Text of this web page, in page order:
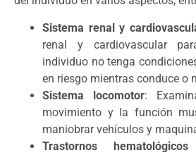
Sistema renal y
renal y cardiovascular
individuo no tenga
en riesgo mientras conduce o
Sistema locomotor:
movimiento y la función
maniobrar vehículos y
Trastornos